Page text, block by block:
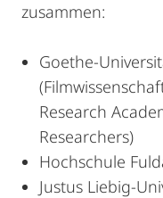
zusammen:
Goethe-
Research
Researchers)
Hochschule
Justus Liebig-